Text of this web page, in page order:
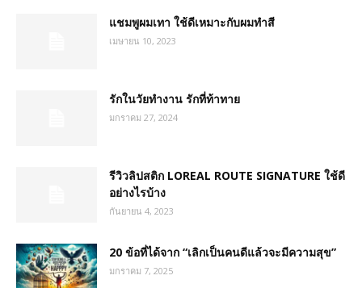
แชมพูผมเทา ใช้ดีเหมาะกับผมทำสี
เมษายน 10, 2023
รักในวัยทำงาน รักที่ท้าทาย
มกราคม 27, 2024
รีวิวลิปสติก LOREAL ROUTE SIGNATURE ใช้ดี
อย่างไรบ้าง
กันยายน 4, 2023
20 ข้อที่ได้จาก “เลิกเป็นคนดีแล้วจะมีความสุข”
มกราคม 7, 2025